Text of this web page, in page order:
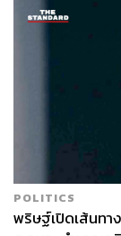
POLITICS
พริษฐ์เปิดเส้นทา